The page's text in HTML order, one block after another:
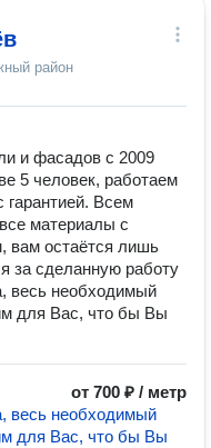
район
и фасадов с 2009
5 человек, работаем
гарантией. Всем
материалы с
вам остаётся лишь
за сделанную работу
весь необходимый
для Вас, что бы Вы
от 700 ₽ / метр
весь необходимый
для Вас, что бы Вы